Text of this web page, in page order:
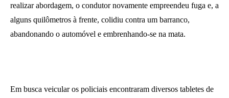
realizar abordagem, o condutor novamente empreendeu fuga e, a
alguns quilômetros à frente, colidiu contra um barranco,
abandonando o automóvel e embrenhando-se na mata.
Em busca veicular os policiais encontraram diversos tabletes de